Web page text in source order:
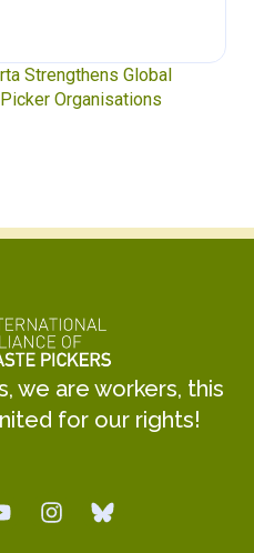
UN Plastics Treaty:
Just Transition
we are workers, this
for our rights!